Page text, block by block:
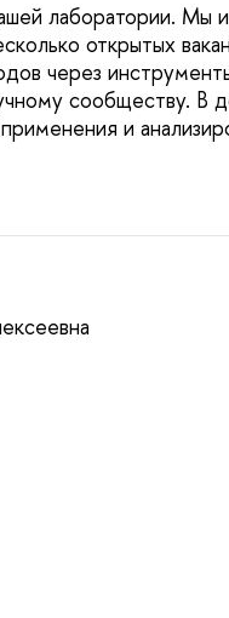
лаборатории. Мы
открытых
через
сообществу. В
и